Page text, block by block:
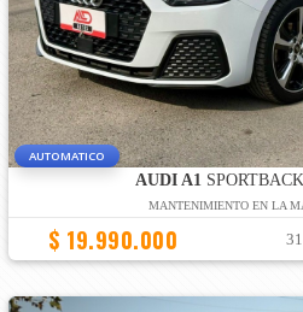
AUTOMATICO
AUDI A1
MANTENIMIENTO EN LA
$ 19.990.000